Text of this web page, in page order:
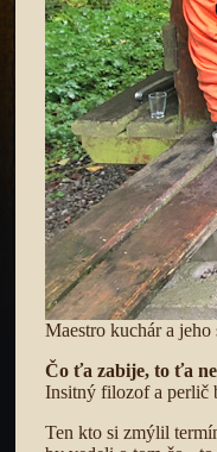
Maestro kuchár a jeho
Čo ťa zabije, to ťa
Insitný filozof a perlič
Ten kto si zmýlil